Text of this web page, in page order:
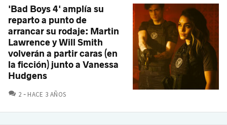
'Bad Boys 4' amplía su
reparto a punto de
arrancar su rodaje: Martin
Lawrence y Will Smith
volverán a partir caras (en
la ficción) junto a Vanessa
Hudgens
2 COMENTARIOS
HACE 3 AÑOS